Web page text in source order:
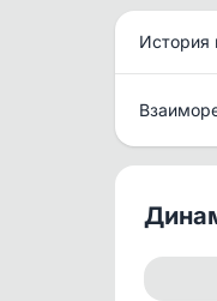
История